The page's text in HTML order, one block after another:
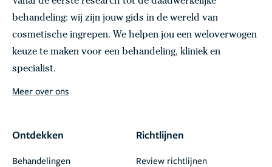
behandeling: wij zijn jouw gids in de wereld van
cosmetische ingrepen. We helpen jou een weloverwogen
keuze te maken voor een behandeling, kliniek en
specialist.
Meer over ons
Ontdekken
Behandelingen
Richtlijnen
Review richtlijnen